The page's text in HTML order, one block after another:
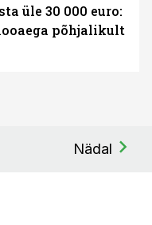
üle 30 000 euro:
põhjalikult
Nädal